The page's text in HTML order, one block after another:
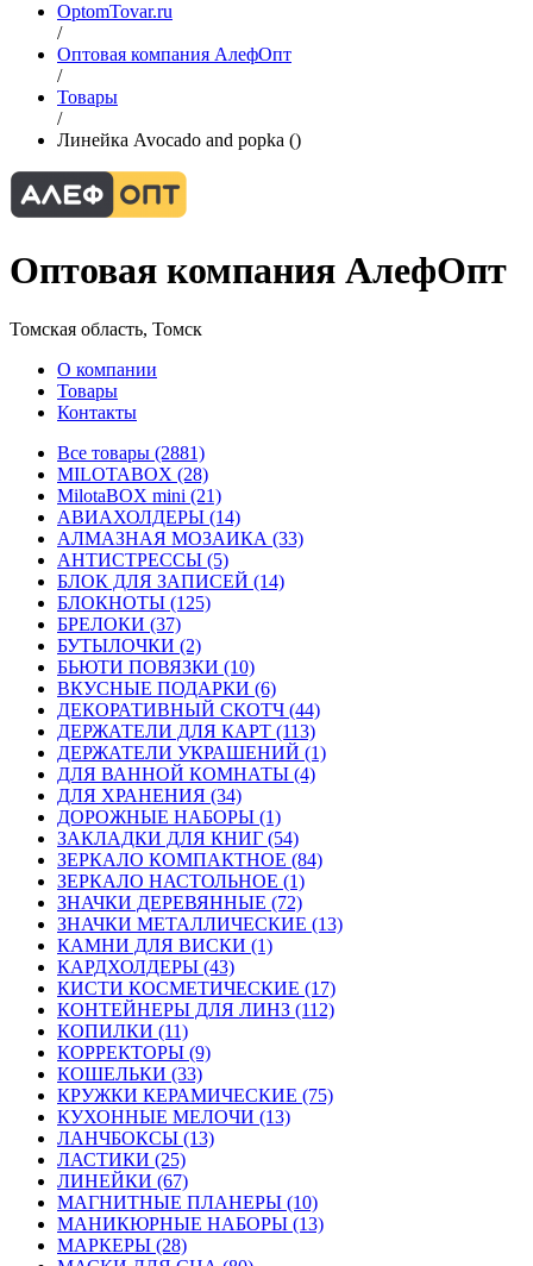
OptomTovar.ru
/
Оптовая компания АлефОпт
/
Товары
/
Линейка Avocado and popka ()
Оптовая компания АлефОпт
Томская область, Томск
О компании
Товары
Контакты
Все товары (2881)
MILOTABOX (28)
MilotaBOX mini (21)
АВИАХОЛДЕРЫ (14)
АЛМАЗНАЯ МОЗАИКА (33)
АНТИСТРЕССЫ (5)
БЛОК ДЛЯ ЗАПИСЕЙ (14)
БЛОКНОТЫ (125)
БРЕЛОКИ (37)
БУТЫЛОЧКИ (2)
БЬЮТИ ПОВЯЗКИ (10)
ВКУСНЫЕ ПОДАРКИ (6)
ДЕКОРАТИВНЫЙ СКОТЧ (44)
ДЕРЖАТЕЛИ ДЛЯ КАРТ (113)
ДЕРЖАТЕЛИ УКРАШЕНИЙ (1)
ДЛЯ ВАННОЙ КОМНАТЫ (4)
ДЛЯ ХРАНЕНИЯ (34)
ДОРОЖНЫЕ НАБОРЫ (1)
ЗАКЛАДКИ ДЛЯ КНИГ (54)
ЗЕРКАЛО КОМПАКТНОЕ (84)
ЗЕРКАЛО НАСТОЛЬНОЕ (1)
ЗНАЧКИ ДЕРЕВЯННЫЕ (72)
ЗНАЧКИ МЕТАЛЛИЧЕСКИЕ (13)
КАМНИ ДЛЯ ВИСКИ (1)
КАРДХОЛДЕРЫ (43)
КИСТИ КОСМЕТИЧЕСКИЕ (17)
КОНТЕЙНЕРЫ ДЛЯ ЛИНЗ (112)
КОПИЛКИ (11)
КОРРЕКТОРЫ (9)
КОШЕЛЬКИ (33)
КРУЖКИ КЕРАМИЧЕСКИЕ (75)
КУХОННЫЕ МЕЛОЧИ (13)
ЛАНЧБОКСЫ (13)
ЛАСТИКИ (25)
ЛИНЕЙКИ (67)
МАГНИТНЫЕ ПЛАНЕРЫ (10)
МАНИКЮРНЫЕ НАБОРЫ (13)
МАРКЕРЫ (28)